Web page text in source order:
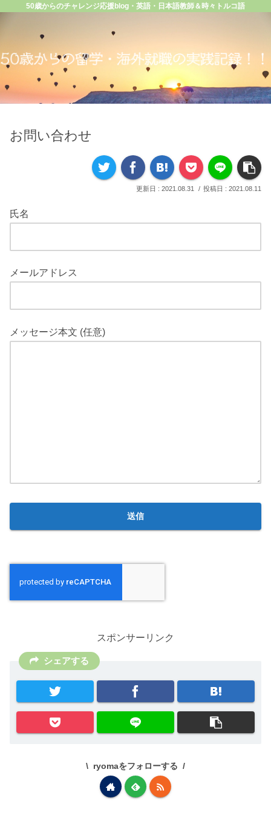
50歳からのチャレンジ応援blog・英語・日本語教師＆時々トルコ語
お問い合わせ
2021.08.31 2021.08.11
氏名
メールアドレス
メッセージ本文 (任意)
スポンサーリンク
シェアする
ryomaをフォローする